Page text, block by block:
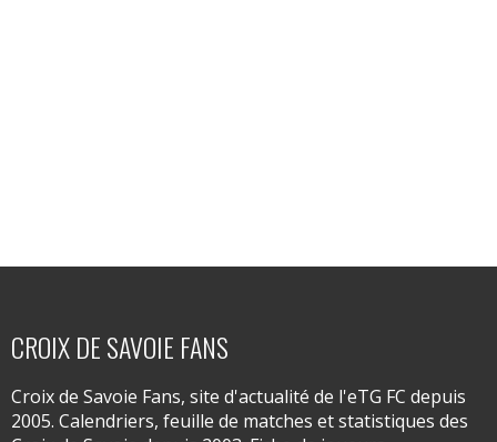
CROIX DE SAVOIE FANS
Croix de Savoie Fans, site d'actualité de l'eTG FC depuis
2005. Calendriers, feuille de matches et statistiques des